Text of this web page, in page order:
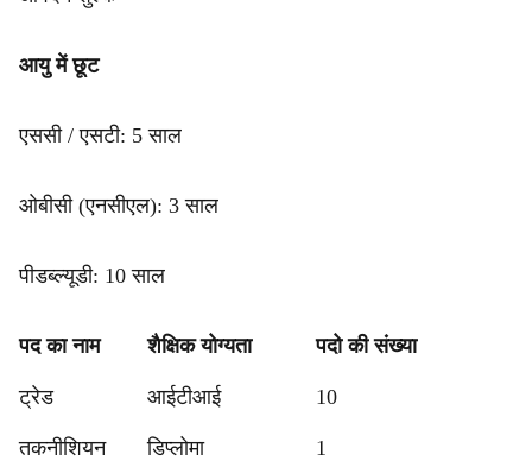
आयु में छूट
एससी / एसटी: 5 साल
ओबीसी (एनसीएल): 3 साल
पीडब्ल्यूडी: 10 साल
पद का नाम शैक्षिक योग्यता पदो की संख्या
ट्रेड आईटीआई 10
तकनीशियन
डिप्लोमा 1